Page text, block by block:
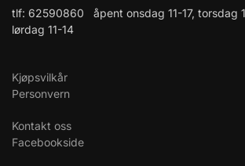
tlf: 62590860 åpent onsdag 11-17, torsdag
lørdag 11-14
Kjøpsvilkår
Personvern
Kontakt oss
Facebookside